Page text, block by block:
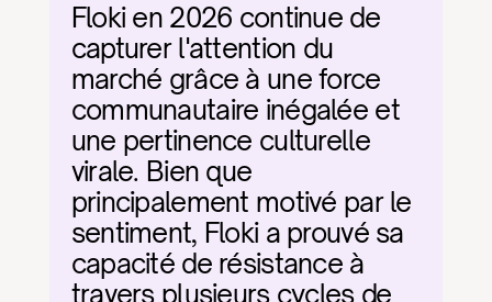
Floki en 2026 continue de
capturer l'attention du
marché grâce à une force
communautaire inégalée et
une pertinence culturelle
virale. Bien que
principalement motivé par le
sentiment, Floki a prouvé sa
capacité de résistance à
travers plusieurs cycles de